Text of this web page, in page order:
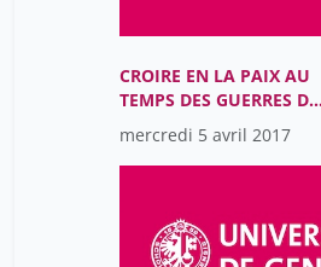
CROIRE EN LA PAIX AU
TEMPS DES GUERRES DE
RELIGION
mercredi 5 avril 2017